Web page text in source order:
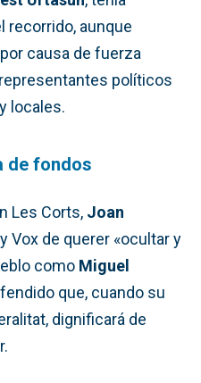
recorrido, aunque
causa de fuerza
políticos
locales.
de fondos
Les Corts, Joan
Vox de querer «ocultar y
como Miguel
que, cuando su
dignificará de